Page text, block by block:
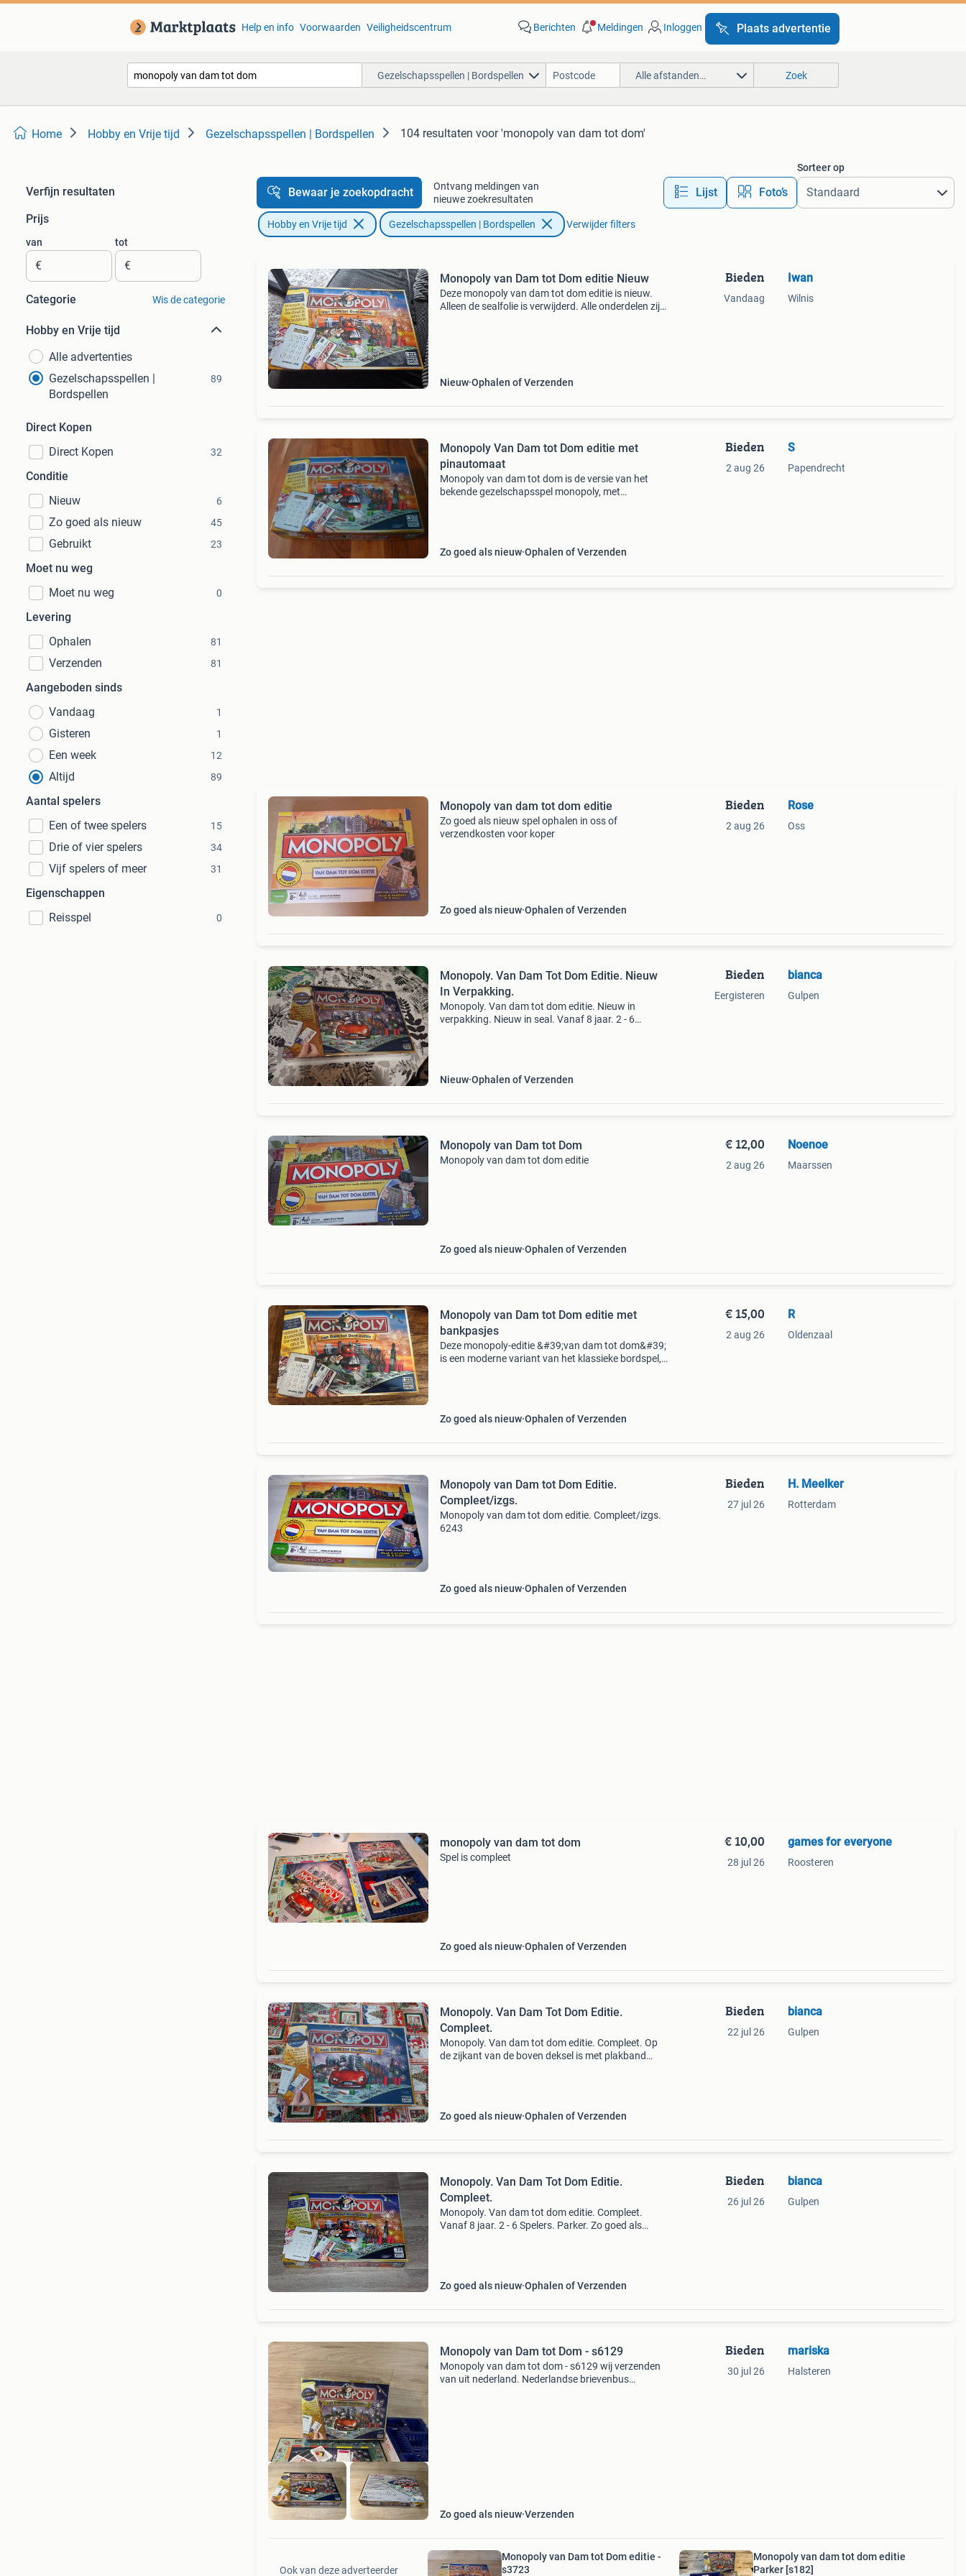
Help en info Voorwaarden Veiligheidscentrum Berichten Meldingen Inloggen Plaats advertentie
Gezelschapsspellen | Bordspellen Alle afstanden… Zoek
Home Hobby en Vrije tijd Gezelschapsspellen | Bordspellen 104 resultaten voor 'monopoly van dam tot dom'
Verfijn resultaten
Prijs
van
€
tot
€
Categorie Wis de categorie
Hobby en Vrije tijd
Alle advertenties
Gezelschapsspellen |
Bordspellen
89
Direct Kopen
Direct Kopen
32
Conditie
Nieuw
6
Zo goed als nieuw 45
Gebruikt 23
Moet nu weg
Moet nu weg
0
Levering
Ophalen
81
Verzenden 81
Aangeboden sinds
Vandaag
1
Gisteren 1
Een week 12
Altijd 89
Aantal spelers
Een of twee spelers
15
Drie of vier spelers 34
Vijf spelers of meer 31
Eigenschappen
Reisspel
0
Bewaar je zoekopdracht
Ontvang meldingen van
nieuwe zoekresultaten
Lijst Foto’s
Sorteer op
Hobby en Vrije tijd Gezelschapsspellen | Bordspellen Verwijder filters
Monopoly van Dam tot Dom editie Nieuw
Deze monopoly van dam tot dom editie is nieuw.
Alleen de sealfolie is verwijderd. Alle onderdelen zijn
Nieuw Ophalen of Verzenden
Bieden
Vandaag
Iwan
Wilnis
Monopoly Van Dam tot Dom editie met
pinautomaat
Monopoly van dam tot dom is de versie van het
bekende gezelschapsspel monopoly, met
Zo goed als nieuw Ophalen of Verzenden
Bieden
2 aug 26
S
Papendrecht
Monopoly van dam tot dom editie
Zo goed als nieuw spel ophalen in oss of
verzendkosten voor koper
Zo goed als nieuw Ophalen of Verzenden
Bieden
2 aug 26
Rose
Oss
Monopoly. Van Dam Tot Dom Editie. Nieuw
In Verpakking.
Monopoly. Van dam tot dom editie. Nieuw in
verpakking. Nieuw in seal. Vanaf 8 jaar. 2 - 6
Nieuw Ophalen of Verzenden
Bieden
Eergisteren
bianca
Gulpen
Monopoly van Dam tot Dom
Monopoly van dam tot dom editie
Zo goed als nieuw Ophalen of Verzenden
€ 12,00
2 aug 26
Noenoe
Maarssen
Monopoly van Dam tot Dom editie met
bankpasjes
Deze monopoly-editie &#39;van dam tot dom&#39;
is een moderne variant van het klassieke bordspel,
Zo goed als nieuw Ophalen of Verzenden
€ 15,00
2 aug 26
R
Oldenzaal
Monopoly van Dam tot Dom Editie.
Compleet/izgs.
Monopoly van dam tot dom editie. Compleet/izgs.
6243
Zo goed als nieuw Ophalen of Verzenden
Bieden
27 jul 26
H. Meelker
Rotterdam
monopoly van dam tot dom
Spel is compleet
Zo goed als nieuw Ophalen of Verzenden
€ 10,00
28 jul 26
games for everyone
Roosteren
Monopoly. Van Dam Tot Dom Editie.
Compleet.
Monopoly. Van dam tot dom editie. Compleet. Op
de zijkant van de boven deksel is met plakband
Zo goed als nieuw Ophalen of Verzenden
Bieden
22 jul 26
bianca
Gulpen
Monopoly. Van Dam Tot Dom Editie.
Compleet.
Monopoly. Van dam tot dom editie. Compleet.
Vanaf 8 jaar. 2 - 6 Spelers. Parker. Zo goed als
Zo goed als nieuw Ophalen of Verzenden
Bieden
26 jul 26
bianca
Gulpen
Monopoly van Dam tot Dom - s6129
Monopoly van dam tot dom - s6129 wij verzenden
van uit nederland. Nederlandse brievenbus
Zo goed als nieuw Verzenden
Bieden
30 jul 26
mariska
Halsteren
Ook van deze adverteerder
Monopoly van Dam tot Dom editie -
s3723
Monopoly van dam tot dom editie
Parker [s182]